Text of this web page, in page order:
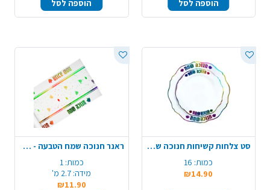
הוספה לסל הוספה לסל
סט צלחות קשיחות חנוכה שמח 16 יח' - צבעוני
כמות: 16
₪14.90
ראנר חנוכה שמח הטבעה - צבעוני
כמות: 1
מידה: 2.7 מ'
₪11.90